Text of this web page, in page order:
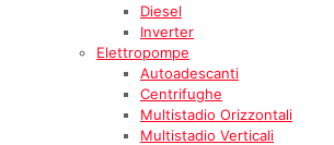
Diesel
Inverter
Elettropompe
Autoadescanti
Centrifughe
Multistadio Orizzontali
Multistadio Verticali